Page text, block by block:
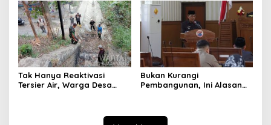
Tak Hanya Reaktivasi
Tersier Air, Warga Desa
Bukan Kurangi
Pembangunan, Ini Alasan